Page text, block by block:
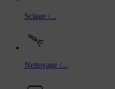
Sciage /...
Nettoyage /...